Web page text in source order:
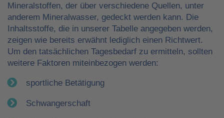
Mineralstoffen, der über verschiedene Quellen, unter
anderem Mineralwasser, gedeckt werden kann. Die
Inhaltsstoffe, die in unserer Tabelle angegeben werden,
zeigen wie bereits erwähnt lediglich einen Richtwert.
Um den tatsächlichen Tagesbedarf zu ermitteln, sollten
weitere Faktoren miteinbezogen werden:
sportliche Betätigung
Schwangerschaft